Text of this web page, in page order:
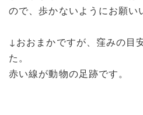
ので、歩かないようにお願い
↓おおまかですが、窪みの目
た。
赤い線が動物の足跡です。